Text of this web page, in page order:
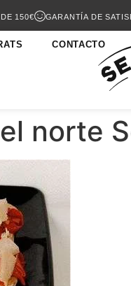
150€ GARANTÍA DE
CONTACTO
norte